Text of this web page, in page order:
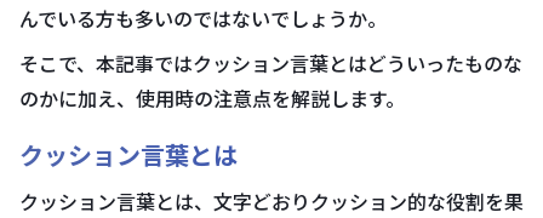
んでいる方も多いのではないでしょうか。
そこで、本記事ではクッション言葉とはどういったものな
のかに加え、使用時の注意点を解説します。
クッション言葉とは
クッション言葉とは、文字どおりクッション的な役割を果